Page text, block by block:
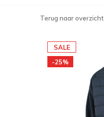
Terug naar overzicht
SALE
-25%